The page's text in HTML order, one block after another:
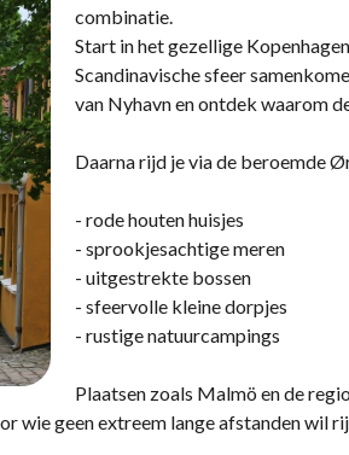
combinatie.
Start in het gezellige
Scandinavische sfeer
van Nyhavn en ontdek waarom
Daarna rijd je via de beroemde
- rode houten huisjes
- sprookjesachtige meren
- uitgestrekte bossen
- sfeervolle kleine dorpjes
- rustige natuurcampings
Plaatsen zoals Malmö en de
wie geen extreem lange afstanden wil